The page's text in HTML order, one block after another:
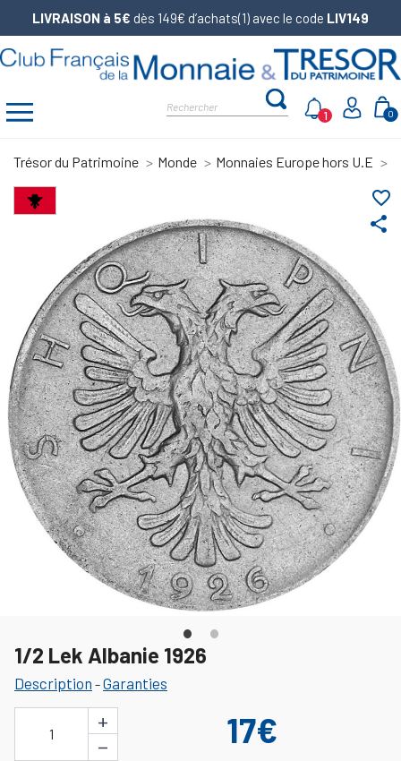
LIVRAISON à 5€ dès 149€ d’achats(1) avec le code LIV149
0
1
Trésor du Patrimoine Monde Monnaies Europe hors U.E
share
favorite_border
1/2 Lek Albanie 1926
Description -Garanties
1
+
−
17€